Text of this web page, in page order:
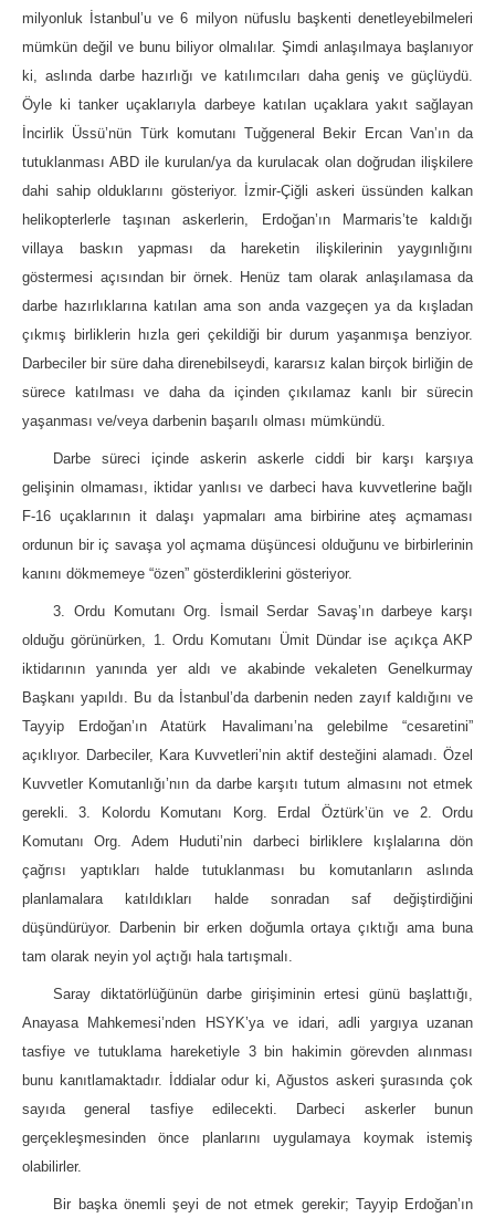
milyonluk İstanbul’u ve 6 milyon nüfuslu başkenti denetleyebilmeleri
mümkün değil ve bunu biliyor olmalılar. Şimdi anlaşılmaya başlanıyor
ki, aslında darbe hazırlığı ve katılımcıları daha geniş ve güçlüydü.
Öyle ki tanker uçaklarıyla darbeye katılan uçaklara yakıt sağlayan
İncirlik Üssü’nün Türk komutanı Tuğgeneral Bekir Ercan Van’ın da
tutuklanması ABD ile kurulan/ya da kurulacak olan doğrudan ilişkilere
dahi sahip olduklarını gösteriyor. İzmir-Çiğli askeri üssünden kalkan
helikopterlerle taşınan askerlerin, Erdoğan’ın Marmaris’te kaldığı
villaya baskın yapması da hareketin ilişkilerinin yaygınlığını
göstermesi açısından bir örnek. Henüz tam olarak anlaşılamasa da
darbe hazırlıklarına katılan ama son anda vazgeçen ya da kışladan
çıkmış birliklerin hızla geri çekildiği bir durum yaşanmışa benziyor.
Darbeciler bir süre daha direnebilseydi, kararsız kalan birçok birliğin de
sürece katılması ve daha da içinden çıkılamaz kanlı bir sürecin
yaşanması ve/veya darbenin başarılı olması mümkündü.
Darbe süreci içinde askerin askerle ciddi bir karşı karşıya
gelişinin olmaması, iktidar yanlısı ve darbeci hava kuvvetlerine bağlı
F-16 uçaklarının it dalaşı yapmaları ama birbirine ateş açmaması
ordunun bir iç savaşa yol açmama düşüncesi olduğunu ve birbirlerinin
kanını dökmemeye “özen” gösterdiklerini gösteriyor.
3. Ordu Komutanı Org. İsmail Serdar Savaş’ın darbeye karşı
olduğu görünürken, 1. Ordu Komutanı Ümit Dündar ise açıkça AKP
iktidarının yanında yer aldı ve akabinde vekaleten Genelkurmay
Başkanı yapıldı. Bu da İstanbul’da darbenin neden zayıf kaldığını ve
Tayyip Erdoğan’ın Atatürk Havalimanı’na gelebilme “cesaretini”
açıklıyor. Darbeciler, Kara Kuvvetleri’nin aktif desteğini alamadı. Özel
Kuvvetler Komutanlığı’nın da darbe karşıtı tutum almasını not etmek
gerekli. 3. Kolordu Komutanı Korg. Erdal Öztürk’ün ve 2. Ordu
Komutanı Org. Adem Huduti’nin darbeci birliklere kışlalarına dön
çağrısı yaptıkları halde tutuklanması bu komutanların aslında
planlamalara katıldıkları halde sonradan saf değiştirdiğini
düşündürüyor. Darbenin bir erken doğumla ortaya çıktığı ama buna
tam olarak neyin yol açtığı hala tartışmalı.
Saray diktatörlüğünün darbe girişiminin ertesi günü başlattığı,
Anayasa Mahkemesi’nden HSYK’ya ve idari, adli yargıya uzanan
tasfiye ve tutuklama hareketiyle 3 bin hakimin görevden alınması
bunu kanıtlamaktadır. İddialar odur ki, Ağustos askeri şurasında çok
sayıda general tasfiye edilecekti. Darbeci askerler bunun
gerçekleşmesinden önce planlarını uygulamaya koymak istemiş
olabilirler.
Bir başka önemli şeyi de not etmek gerekir; Tayyip Erdoğan’ın